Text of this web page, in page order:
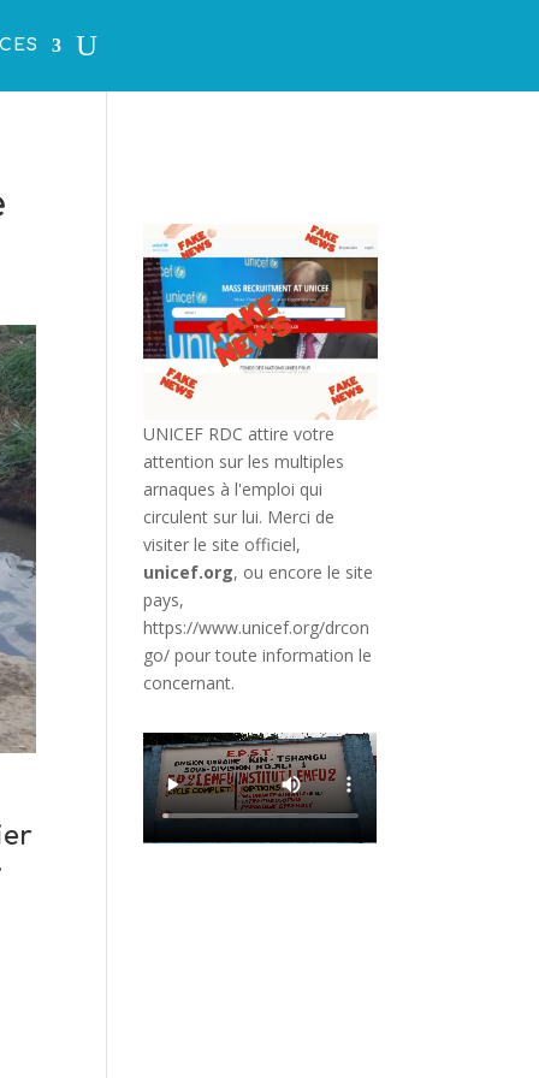
UNICEF RDC attire votre
attention sur les multiples
arnaques à l'emploi qui
circulent sur lui. Merci de
visiter le site officiel,
unicef.org, ou encore le site
pays,
https://www.unicef.org/drcon
go/ pour toute information le
concernant.